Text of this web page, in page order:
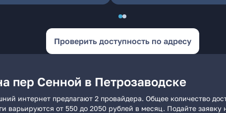
Проверить доступность по адресу
пер Сенной в Петрозаводске
интернет предлагают 2 провайдера. Общее количество
варьируются от 550 до 2050 рублей в месяц. Подайте